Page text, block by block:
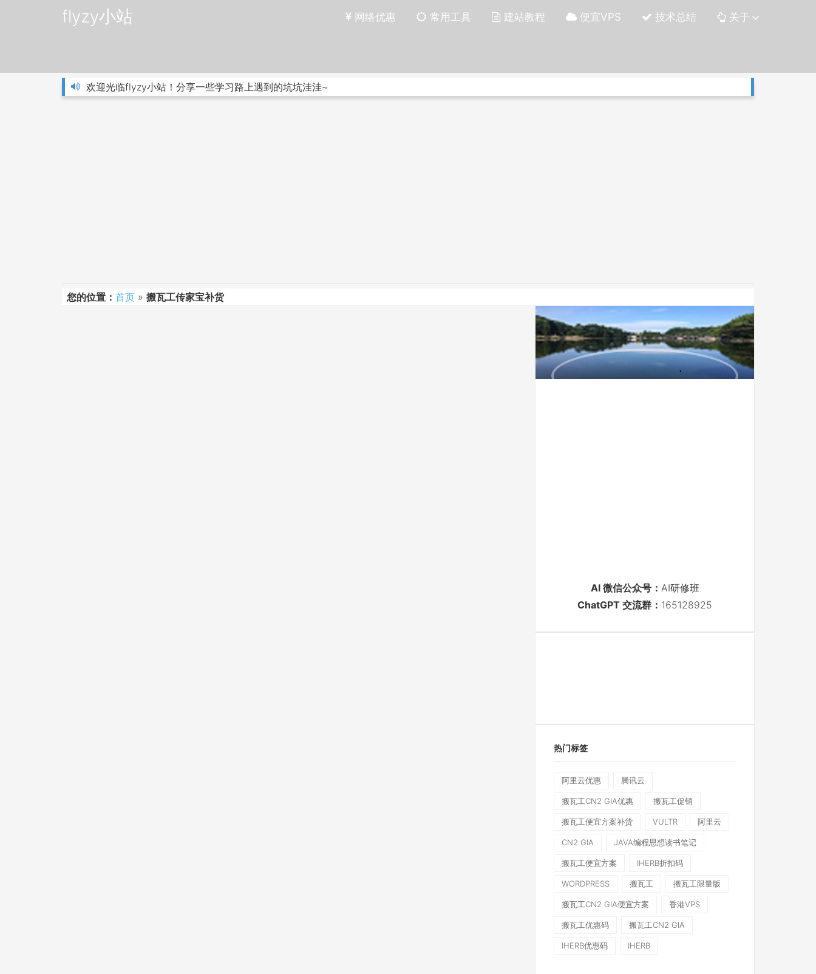
flyzy小站 网络优惠 常用工具 建站教程 便宜VPS 技术总结 关于
欢迎光临flyzy小站！分享一些学习路上遇到的坑坑洼洼~
您的位置： 首页 » 搬瓦工传家宝补货
AI 微信公众号： AI研修班
ChatGPT 交流群： 165128925
热门标签
阿里云优惠 腾讯云
搬瓦工CN2 GIA优惠 搬瓦工促销
搬瓦工便宜方案补货 VULTR 阿里云
CN2 GIA JAVA编程思想读书笔记
搬瓦工便宜方案 IHERB折扣码
WORDPRESS 搬瓦工 搬瓦工限量版
搬瓦工CN2 GIA便宜方案 香港VPS
搬瓦工优惠码 搬瓦工CN2 GIA
IHERB优惠码 IHERB